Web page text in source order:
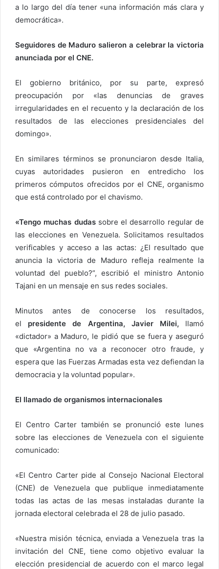
a lo largo del día tener «una información más clara y
democrática».
Seguidores de Maduro salieron a celebrar la victoria
anunciada por el CNE.
El gobierno británico, por su parte, expresó
preocupación por «las denuncias de graves
irregularidades en el recuento y la declaración de los
resultados de las elecciones presidenciales del
domingo».
En similares términos se pronunciaron desde Italia,
cuyas autoridades pusieron en entredicho los
primeros cómputos ofrecidos por el CNE, organismo
que está controlado por el chavismo.
«Tengo muchas dudassobre el desarrollo regular de
las elecciones en Venezuela. Solicitamos resultados
verificables y acceso a las actas: ¿El resultado que
anuncia la victoria de Maduro refleja realmente la
voluntad del pueblo?”, escribió el ministro Antonio
Tajani en un mensaje en sus redes sociales.
Minutos antes de conocerse los resultados,
el presidente de Argentina, Javier Milei, llamó
«dictador» a Maduro, le pidió que se fuera y aseguró
que «Argentina no va a reconocer otro fraude, y
espera que las Fuerzas Armadas esta vez defiendan la
democracia y la voluntad popular».
El llamado de organismos internacionales
El Centro Carter también se pronunció este lunes
sobre las elecciones de Venezuela con el siguiente
comunicado:
«El Centro Carter pide al Consejo Nacional Electoral
(CNE) de Venezuela que publique inmediatamente
todas las actas de las mesas instaladas durante la
jornada electoral celebrada el 28 de julio pasado.
«Nuestra misión técnica, enviada a Venezuela tras la
invitación del CNE, tiene como objetivo evaluar la
elección presidencial de acuerdo con el marco legal